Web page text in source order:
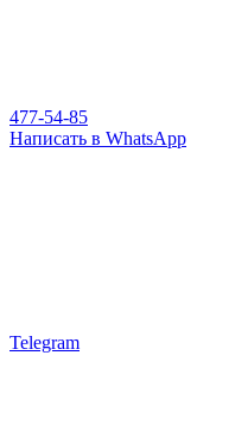
477-54-85
Написать в WhatsApp
Telegram